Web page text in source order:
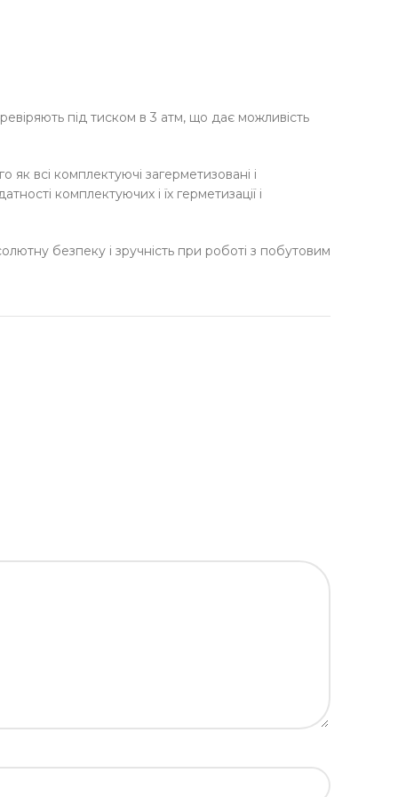
під тиском в 3 атм, що дає можливість
як всі комплектуючі загерметизовані і
комплектуючих і їх герметизації і
безпеку і зручність при роботі з побутовим